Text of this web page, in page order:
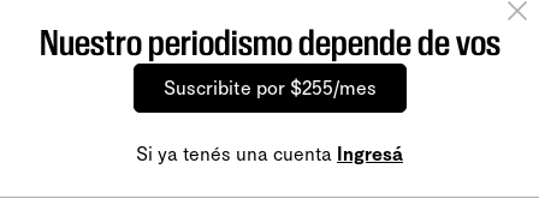
Nuestro periodismo depende de vos
Suscribite por $255/mes
Si ya tenés una cuenta Ingresá